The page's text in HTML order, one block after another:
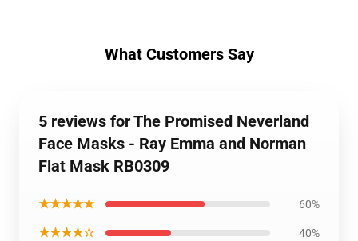
What Customers Say
5 reviews for The Promised Neverland
Face Masks - Ray Emma and Norman
Flat Mask RB0309
★★★★★ 60%
★★★★☆ 40%